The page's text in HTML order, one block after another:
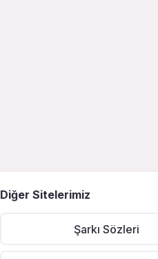
Diğer Sitelerimiz
Şarkı Sözleri